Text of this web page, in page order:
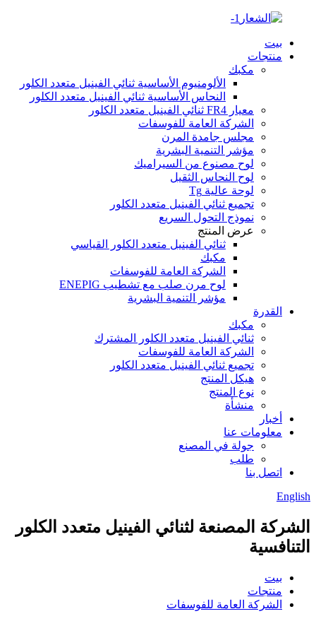
بيت
منتجات
مكبك
الألومنيوم الأساسية ثنائي الفينيل متعدد الكلور
النحاس الأساسية ثنائي الفينيل متعدد الكلور
معيار FR4 ثنائي الفينيل متعدد الكلور
الشركة العامة للفوسفات
مجلس جامدة المرن
مؤشر التنمية البشرية
لوح مصنوع من السيراميك
لوح النحاس الثقيل
لوحة عالية Tg
تجميع ثنائي الفينيل متعدد الكلور
نموذج التحول السريع
عرض المنتج
ثنائي الفينيل متعدد الكلور القياسي
مكبك
الشركة العامة للفوسفات
لوح مرن صلب مع تشطيب ENEPIG
مؤشر التنمية البشرية
القدرة
مكبك
ثنائي الفينيل متعدد الكلور المشترك
الشركة العامة للفوسفات
تجميع ثنائي الفينيل متعدد الكلور
هيكل المنتج
نوع المنتج
منشأة
أخبار
معلومات عنا
جولة في المصنع
طلب
اتصل بنا
English
الشركة المصنعة لثنائي الفينيل متعدد الكلور
التنافسية
بيت
منتجات
الشركة العامة للفوسفات